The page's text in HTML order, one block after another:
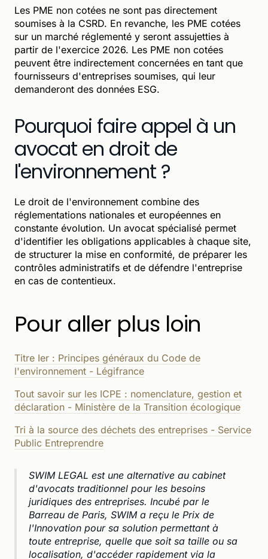
Les PME non cotées ne sont pas directement
soumises à la CSRD. En revanche, les PME cotées
sur un marché réglementé y seront assujetties à
partir de l'exercice 2026. Les PME non cotées
peuvent être indirectement concernées en tant que
fournisseurs d'entreprises soumises, qui leur
demanderont des données ESG.
Pourquoi faire appel à un
avocat en droit de
l'environnement ?
Le droit de l'environnement combine des
réglementations nationales et européennes en
constante évolution. Un avocat spécialisé permet
d'identifier les obligations applicables à chaque site,
de structurer la mise en conformité, de préparer les
contrôles administratifs et de défendre l'entreprise
en cas de contentieux.
Pour aller plus loin
Titre Ier : Principes généraux du Code de
l'environnement - Légifrance
Tout savoir sur les ICPE : nomenclature, gestion et
déclaration - Ministère de la Transition écologique
Tri à la source des déchets des entreprises - Service
Public Entreprendre
SWIM LEGAL est une alternative au cabinet
d'avocats traditionnel pour les besoins
juridiques des entreprises. Incubé par le
Barreau de Paris, SWIM a reçu le Prix de
l'Innovation pour sa solution permettant à
toute entreprise, quelle que soit sa taille ou sa
localisation, d'accéder rapidement via la